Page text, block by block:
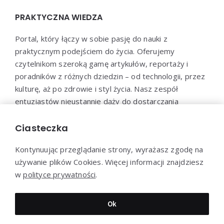
PRAKTYCZNA WIEDZA
Portal, który łączy w sobie pasję do nauki z
praktycznym podejściem do życia. Oferujemy
czytelnikom szeroką gamę artykułów, reportaży i
poradników z różnych dziedzin – od technologii, przez
kulturę, aż po zdrowie i styl życia. Nasz zespół
entuzjastów nieustannie dąży do dostarczania
poszerzyć horyzonty i efektywnie wykorzystać
Dziękujemy za wizytę - Praktyczna-wiedza.pl © 2022
Ciasteczka
Kontynuując przeglądanie strony, wyrażasz zgodę na
używanie plików Cookies. Więcej informacji znajdziesz
wpolityce prywatności.
Ok